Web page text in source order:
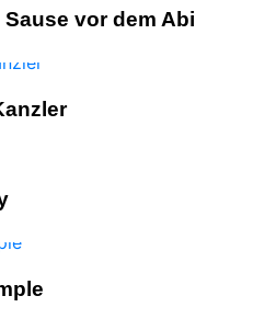
Sause vor dem Abi